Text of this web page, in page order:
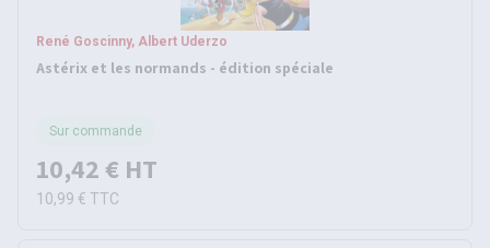
René Goscinny, Albert Uderzo
Astérix et les normands - édition spéciale
Sur commande
10,42 € HT
10,99 € TTC